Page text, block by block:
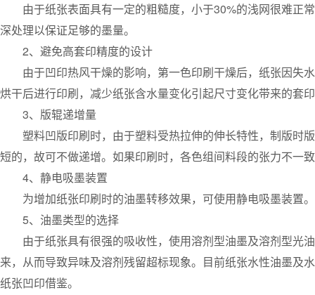
由于纸张表面具有一定的粗糙度，小于30%的浅网很难正
深处理以保证足够的墨量。
2、避免高套印精度的设计
由于凹印热风干燥的影响，第一色印刷干燥后，纸张因失
烘干后进行印刷，减少纸张含水量变化引起尺寸变化带来的套
3、版辊递增量
塑料凹版印刷时，由于塑料受热拉伸的伸长特性，制版时
短的，故可不做递增。如果印刷时，各色组间料段的张力不一
4、静电吸墨装置
为增加纸张印刷时的油墨转移效果，可使用静电吸墨装置。
5、油墨类型的选择
由于纸张具有很强的吸收性，使用溶剂型油墨及溶剂型光
来，从而导致异味及溶剂残留超标现象。目前纸张水性油墨及
纸张凹印借鉴。